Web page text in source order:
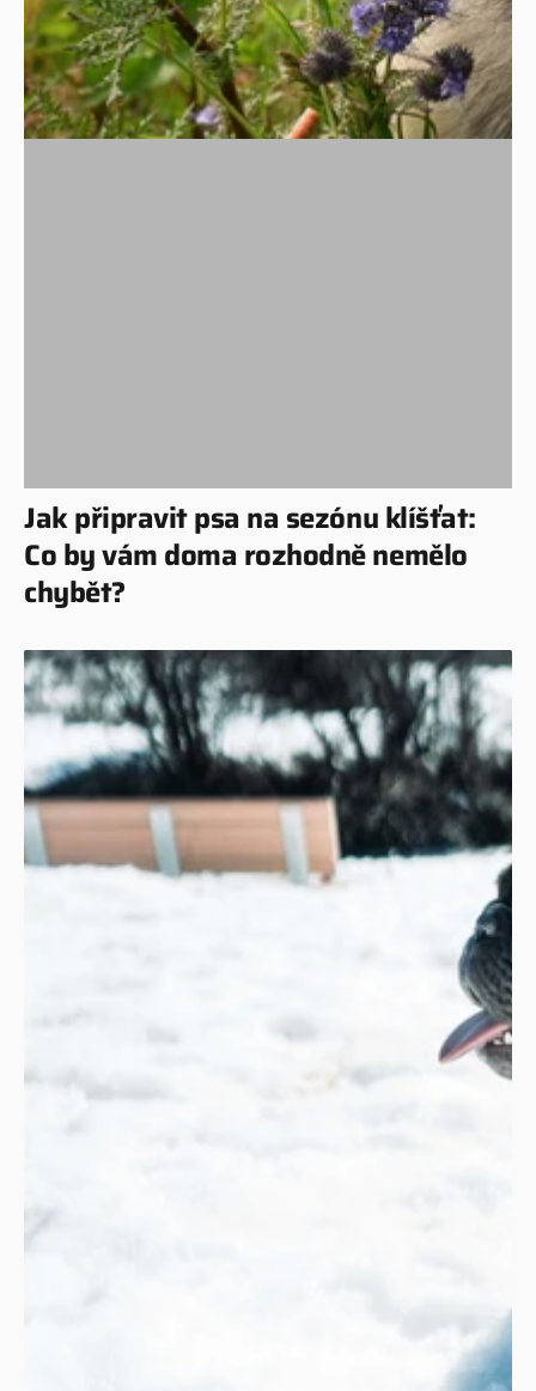
Jak připravit psa na sezónu klíšťat:
Co by vám doma rozhodně nemělo
chybět?